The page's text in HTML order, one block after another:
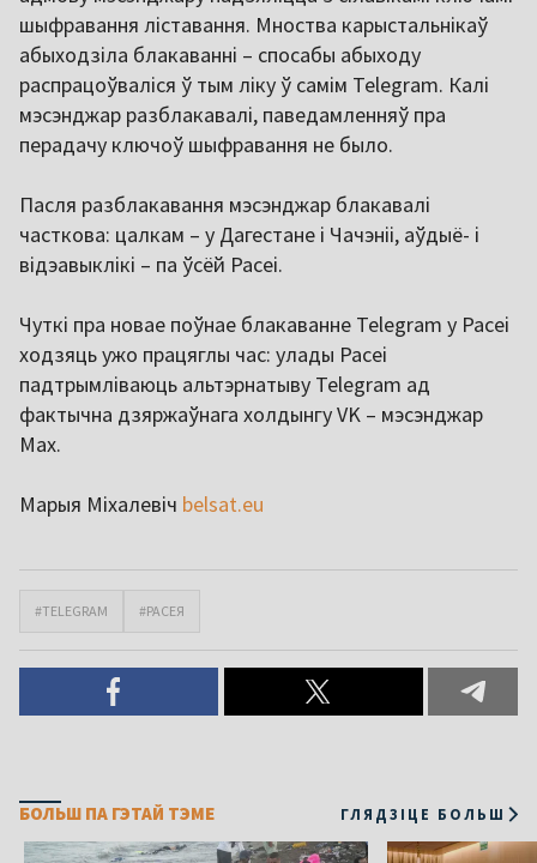
шыфравання ліставання. Мноства карыстальнікаў
абыходзіла блакаванні – спосабы абыходу
распрацоўваліся ў тым ліку ў самім Telegram. Калі
мэсэнджар разблакавалі, паведамленняў пра
перадачу ключоў шыфравання не было.
Пасля разблакавання мэсэнджар блакавалі
часткова: цалкам – у Дагестане і Чачэніі, аўдыё- і
відэавыклікі – па ўсёй Расеі.
Чуткі пра новае поўнае блакаванне Telegram у Расеі
ходзяць ужо працяглы час: улады Расеі
падтрымліваюць альтэрнатыву Telegram ад
фактычна дзяржаўнага холдынгу VK – мэсэнджар
Max.
Марыя Міхалевіч belsat.eu
#TELEGRAM #РАСЕЯ
БОЛЬШ ПА ГЭТАЙ ТЭМЕ ГЛЯДЗІЦЕ БОЛЬШ